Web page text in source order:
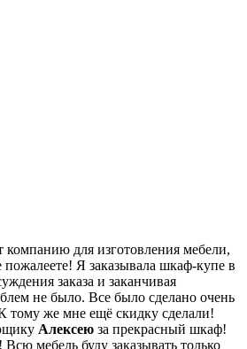
для изготовления мебели,
Я заказывала шкаф-купе в
заказа и заканчивая
не было. Все было сделано очень
тому же мне ещё скидку сделали!
Алексею за прекрасный шкаф!
Всю мебель буду заказывать только